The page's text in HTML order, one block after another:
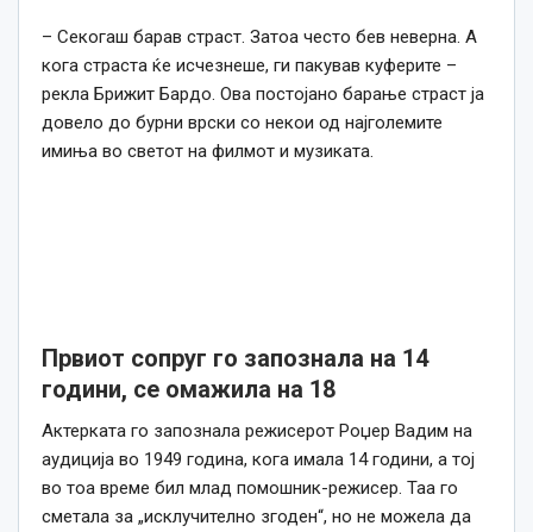
– Секогаш барав страст. Затоа често бев неверна. А
кога страста ќе исчезнеше, ги пакував куферите –
рекла Брижит Бардо. Ова постојано барање страст ја
довело до бурни врски со некои од најголемите
имиња во светот на филмот и музиката.
Првиот сопруг го запознала на 14
години, се омажила на 18
Актерката го запознала режисерот Роџер Вадим на
аудиција во 1949 година, кога имала 14 години, а тој
во тоа време бил млад помошник-режисер. Таа го
сметала за „исклучително згоден“, но не можела да